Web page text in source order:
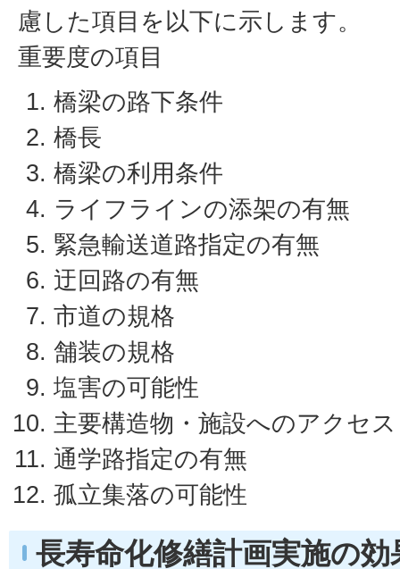
慮した項目を以下に示します。
重要度の項目
橋梁の路下条件
橋長
橋梁の利用条件
ライフラインの添架の有無
緊急輸送道路指定の有無
迂回路の有無
市道の規格
舗装の規格
塩害の可能性
主要構造物・施設へのアクセス
通学路指定の有無
孤立集落の可能性
長寿命化修繕計画実施の効